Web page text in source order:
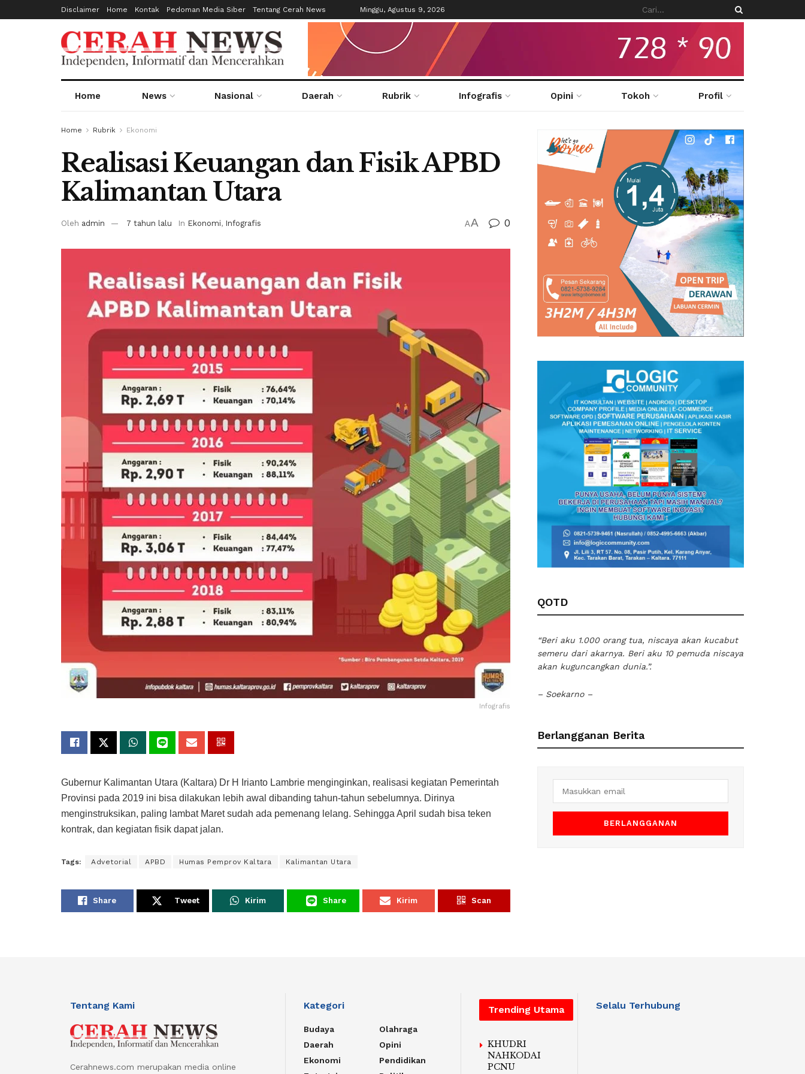
Disclaimer Home Kontak Pedoman Media Siber Tentang Cerah News Minggu, Agustus 9, 2026
Home News Nasional Daerah Rubrik Infografis Opini Tokoh Profil
Home Rubrik Ekonomi
Realisasi Keuangan dan Fisik APBD
Kalimantan Utara
Oleh admin 7 tahun lalu In Ekonomi, Infografis AA 0
Infografis
Gubernur Kalimantan Utara (Kaltara) Dr H Irianto Lambrie menginginkan, realisasi kegiatan Pemerintah
Provinsi pada 2019 ini bisa dilakukan lebih awal dibanding tahun-tahun sebelumnya. Dirinya
menginstruksikan, paling lambat Maret sudah ada pemenang lelang. Sehingga April sudah bisa teken
kontrak, dan kegiatan fisik dapat jalan.
Tags: Advetorial APBD Humas Pemprov Kaltara Kalimantan Utara
Share Tweet Kirim Share Kirim Scan
QOTD
“Beri aku 1.000 orang tua, niscaya akan kucabut
semeru dari akarnya. Beri aku 10 pemuda niscaya
akan kuguncangkan dunia.”.
– Soekarno –
Berlangganan Berita
Tentang Kami
Cerahnews.com merupakan media online
Kategori
Budaya
Daerah
Ekonomi
Olahraga
Opini
Pendidikan
Trending Utama
KHUDRI
NAHKODAI
PCNU
Selalu Terhubung